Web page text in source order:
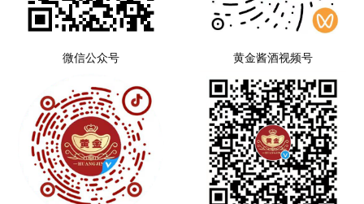
微信公众号 黄金酱酒视频号